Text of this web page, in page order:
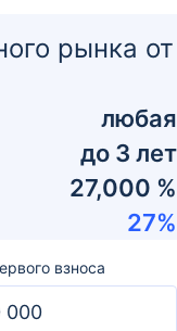
рынка от
любая
до 3 лет
27,000 %
27%
взноса